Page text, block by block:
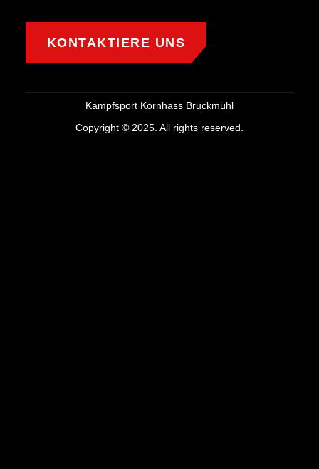
KONTAKTIERE UNS
Kampfsport Kornhass Bruckmühl
Copyright © 2025. All rights reserved.